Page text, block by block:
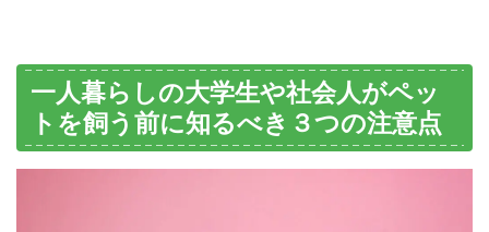
一人暮らしの大学生や社会人がペッ
トを飼う前に知るべき３つの注意点